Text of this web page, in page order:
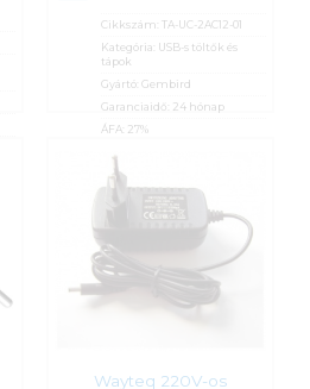
Cikkszám: TA-UC-2AC12-01
Kategória: USB-s töltők és
tápok
Gyártó: Gembird
Garanciaidő: 24 hónap
ÁFA: 27%
1 990Ft
Wayteq 220V-os